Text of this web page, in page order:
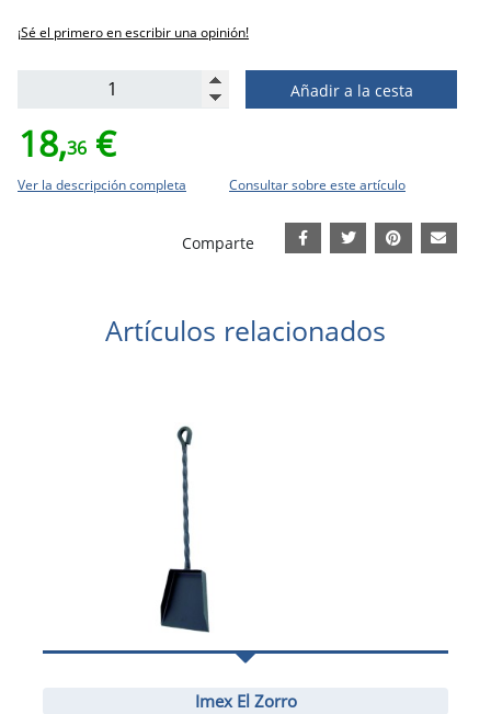
¡Sé el primero en escribir una opinión!
Añadir a la cesta
18,36 €
Ver la descripción completa Consultar sobre este artículo
Comparte
Artículos relacionados
Imex El Zorro